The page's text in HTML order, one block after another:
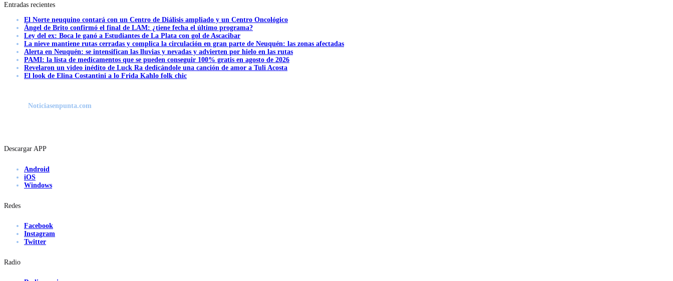
Entradas recientes
El Norte neuquino contará con un Centro de Diálisis ampliado y un Centro Oncológico
Ángel de Brito confirmó el final de LAM: ¿tiene fecha el último programa?
Ley del ex: Boca le ganó a Estudiantes de La Plata con gol de Ascacibar
La nieve mantiene rutas cerradas y complica la circulación en gran parte de Neuquén: las zonas afectadas
Alerta en Neuquén: se intensifican las lluvias y nevadas y advierten por hielo en las rutas
PAMI: la lista de medicamentos que se pueden conseguir 100% gratis en agosto de 2026
Revelaron un video inédito de Luck Ra dedicándole una canción de amor a Tuli Acosta
El look de Elina Costantini a lo Frida Kahlo folk chic
Noticiasenpunta.com
Descargar APP
Android
iOS
Windows
Redes
Facebook
Instagram
Twitter
Radio